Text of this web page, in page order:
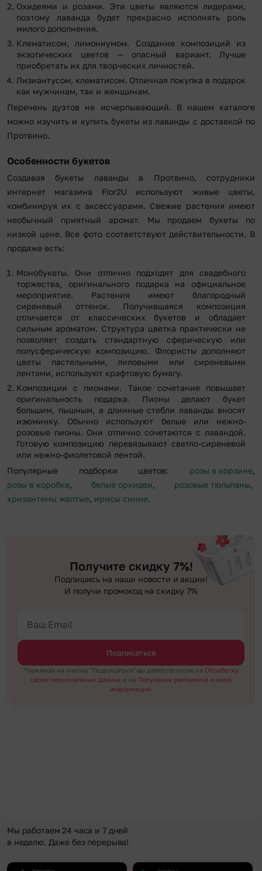
Охидеями и розами. Эти цветы являются лидерами,
поэтому лаванда будет прекрасно исполнять роль
милого дополнения.
Клематисом, лимониумом. Создание композиций из
экзотических цветов — опасный вариант. Лучше
приобретать их для творческих личностей.
Лизиантусом, клематисом. Отличная покупка в подарок
как мужчинам, так и женщинам.
Перечень дуэтов не исчерпывающий. В нашем каталоге
можно изучить и купить букеты из лаванды с доставкой по
Протвино.
Особенности букетов
Создавая букеты лаванды в Протвино, сотрудники
интернет магазина Flor2U используют живые цветы,
комбинируя их с аксессуарами. Свежие растения имеют
необычный приятный аромат. Мы продаем букеты по
низкой цене. Все фото соответствуют действительности. В
продаже есть:
Монобукеты. Они отлично подходят для свадебного
торжества, оригинального подарка на официальное
мероприятие. Растения имеют благородный
сиреневый оттенок. Получившаяся композиция
отличается от классических букетов и обладает
сильным ароматом. Структура цветка практически не
позволяет создать стандартную сферическую или
полусферическую композицию. Флористы дополняют
цветы пастельными, лиловыми или сиреневыми
лентами, используют крафтовую бумагу.
Композиции с пионами. Такое сочетание повышает
оригинальность подарка. Пионы делают букет
большим, пышным, а длинные стебли лаванды вносят
изюминку. Обычно используют белые или нежно-
розовые пионы. Они отлично сочетаются с лавандой.
Готовую композицию перевязывают светло-сиреневой
или нежно-фиолетовой лентой.
Популярные подборки цветов: розы в корзине,
розы в коробке, белые орхидеи, розовые тюльпаны,
хризантемы желтые, ирисы синие.
Получите скидку 7%!
Подпишись на наши новости и акции!
И получи промокод на скидку 7%
Подписаться
*Нажимая на кнопку "Подписаться" вы даёте согласие на Обработку
своих персональных данных и на Получение рекламной и иной
информации.
Мы работаем 24 часа и 7 дней
в неделю. Даже без перерыва!